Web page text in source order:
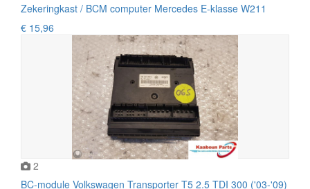
Zekeringkast / BCM computer Mercedes E-klasse W211
€ 15,96
2
BC-module Volkswagen Transporter T5 2.5 TDI 300 ('03-'09)